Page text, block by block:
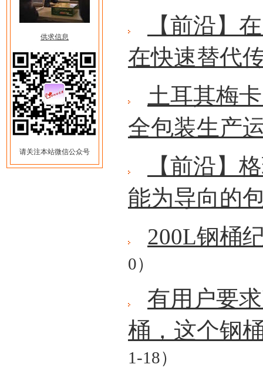
供求信息
请关注本站微信公众号
【前沿】
在快速替代
土耳其梅
全包装生产
【前沿】
能为导向的
200L钢桶
0）
有用户要
桶，这个钢
1-18）